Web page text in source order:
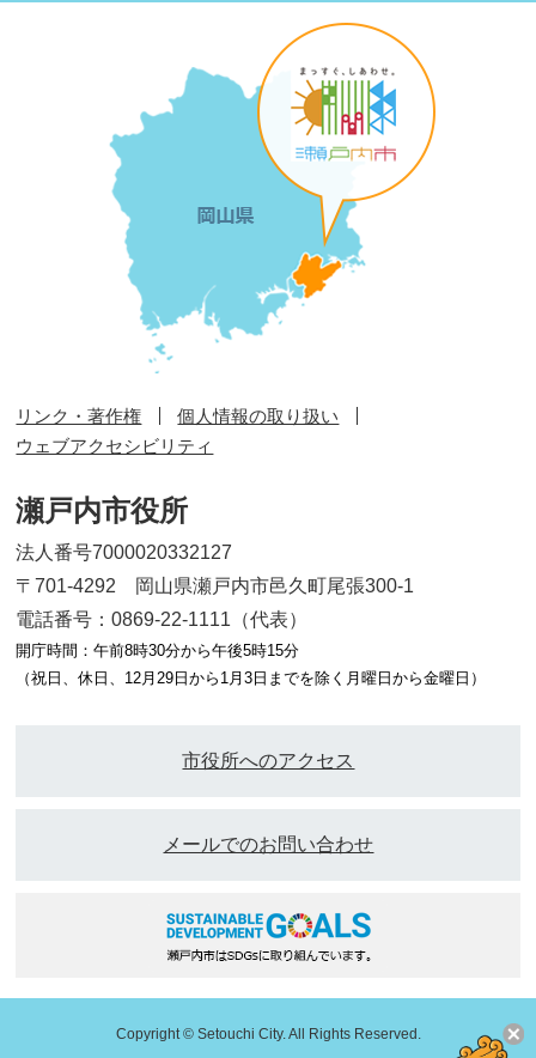
リンク・著作権
個人情報の取り扱い
ウェブアクセシビリティ
瀬戸内市役所
法人番号7000020332127
〒701-4292 岡山県瀬戸内市邑久町尾張300-1
電話番号：0869-22-1111（代表）
開庁時間：午前8時30分から午後5時15分
（祝日、休日、12月29日から1月3日までを除く月曜日から金曜日）
市役所へのアクセス
メールでのお問い合わせ
Copyright © Setouchi City. All Rights Reserved.